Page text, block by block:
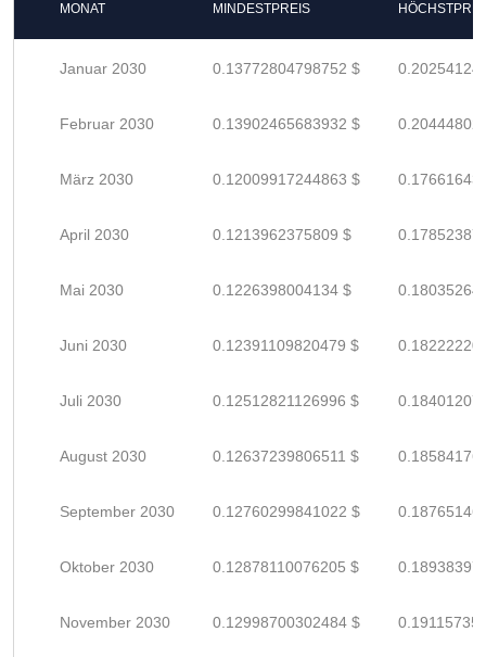
MONAT MINDESTPREIS
Januar 2030 0.13772804798752 $
Februar 2030 0.13902465683932 $
März 2030 0.12009917244863 $
April 2030 0.1213962375809 $
Mai 2030 0.1226398004134 $
Juni 2030 0.12391109820479 $
Juli 2030 0.12512821126996 $
August 2030 0.12637239806511 $
September 2030 0.12760299841022 $
Oktober 2030 0.12878110076205 $
November 2030 0.12998700302484 $